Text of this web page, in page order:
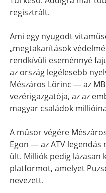
regisztrált.
Ami egy nyugodt
„megtakarítások
rendkívüli eseménnyé
az ország legélesebb
Mészáros Lőrinc — az
vezérigazgatója, az az
magyar családok
A műsor végére
Egon — az ATV
ült. Milliók pedig lázasan
platformot, amelyet
nevezett.